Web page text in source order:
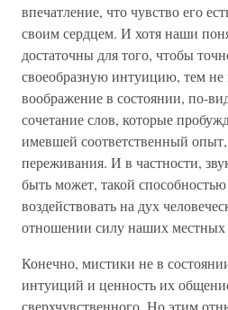
впечатление, что чувство его
своим сердцем. И хотя наши
достаточны для того, чтобы
своеобразную интуицию, тем
воображение в состоянии, по-
сочетание слов, которые
имевшей соответственный опыт,
переживания. И в частности,
быть может, такой
воздействовать на дух
отношении силу наших
Конечно, мистики не в
интуиций и ценность их
сверхчувственного. Но этим